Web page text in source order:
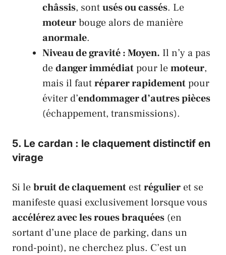
châssis, sontusés ou cassés. Le
moteurbouge alors de manière
anormale.
Niveau de gravité : Moyen. Il n’y a pas
dedanger immédiatpour lemoteur,
mais il fautréparer rapidementpour
éviter d’endommager d’autres pièces
(échappement, transmissions).
5. Le cardan : le claquement distinctif en
virage
Si lebruit de claquement estrégulier et se
manifeste quasi exclusivement lorsque vous
accélérez avec les roues braquées (en
sortant d’une place de parking, dans un
rond-point), ne cherchez plus. C’est un